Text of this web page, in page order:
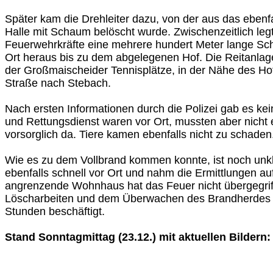
Später kam die Drehleiter dazu, von der aus das
Halle mit Schaum belöscht wurde. Zwischenzeitlich
Feuerwehrkräfte eine mehrere hundert Meter lange
Ort heraus bis zu dem abgelegenen Hof. Die
der Großmaischeider Tennisplätze, in der Nähe des
Straße nach Stebach.
Nach ersten Informationen durch die Polizei gab es
und Rettungsdienst waren vor Ort, mussten aber nicht
vorsorglich da. Tiere kamen ebenfalls nicht zu
Wie es zu dem Vollbrand kommen konnte, ist noch
ebenfalls schnell vor Ort und nahm die Ermittlungen
angrenzende Wohnhaus hat das Feuer nicht
Löscharbeiten und dem Überwachen des
Stunden beschäftigt.
Stand Sonntagmittag (23.12.) mit aktuellen Bildern: